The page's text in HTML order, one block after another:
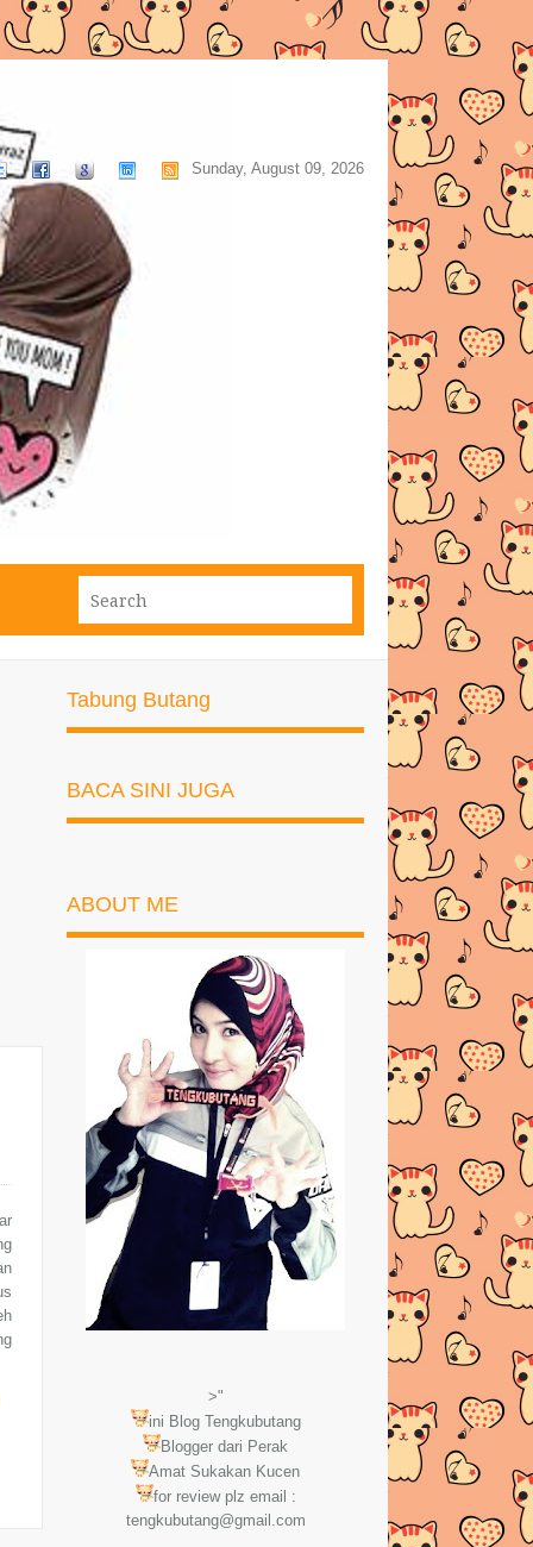
Sunday, August 09, 2026
Tabung Butang
BACA SINI JUGA
ABOUT ME
>"
ini Blog Tengkubutang
Blogger dari Perak
Amat Sukakan Kucen
for review plz email :
tengkubutang@gmail.com